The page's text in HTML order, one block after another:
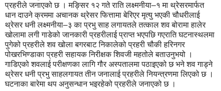
प्रहरीले जनाएको छ । मङ्सिर १२ गते राति लक्ष्मनीया–१ मा थ्रेसरमार्फत
धान दाउने क्रममा अचानक थ्रेसर फित्तामा बेरिएर मृत्यु भएकी चौधरीलाई
थ्रेसर धनी लक्ष्मनीया–३ का प्रभु साह लगायतले तत्काल शव बोरामा हालेर
खोलामा लगी गाडेको जानकारी प्रहरीलाई प्राप्त भएपछि गएराति घटनास्थलमा
पुगेको प्रहरीले शव खोला बगरबाट निकालेको प्रहरी चौकी हरिनगर
पोखरभिण्डाका प्रहरी सहायक निरीक्षक शिवजी महतोले बताउनुभयो ।
गाडिएको शवलाई परीक्षणका लागि गौर अस्पतालमा पठाइएको छ भने शव गाड्ने
थ्रेसर धनी प्रभु साहलगायत तीन जनालाई प्रहरीले नियन्त्रणमा लिएको छ ।
घटनाका बारेमा थप अनुसन्धान भइरहेको प्रहरीले जनाएको छ ।